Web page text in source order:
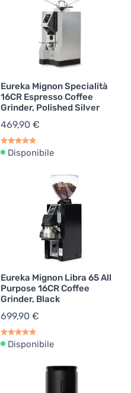
Eureka Mignon Specialità
16CR Espresso Coffee
Grinder, Polished Silver
469,90 €
Disponibile
Eureka Mignon Libra 65 All
Purpose 16CR Coffee
Grinder, Black
699,90 €
Disponibile